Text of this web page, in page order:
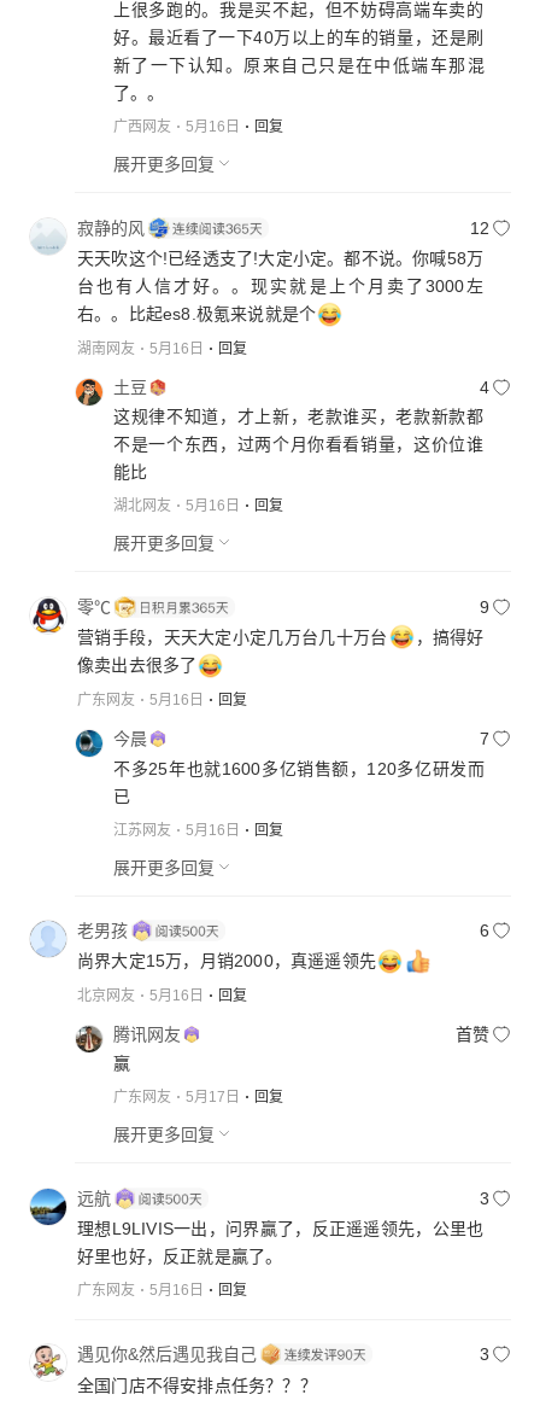
上很多跑的。我是买不起，但不妨碍高端车卖的
好。最近看了一下40万以上的车的销量，还是刷
新了一下认知。原来自己只是在中低端车那混
了。。
广西网友 5月16日 回复
展开更多回复
寂静的风
12
天天吹这个!已经透支了!大定小定。都不说。你喊58万
台也有人信才好。。现实就是上个月卖了3000左
右。。比起es8.极氪来说就是个
湖南网友 5月16日 回复
土豆
4
这规律不知道，才上新，老款谁买，老款新款都
不是一个东西，过两个月你看看销量，这价位谁
能比
湖北网友 5月16日 回复
展开更多回复
零℃
9
营销手段，天天大定小定几万台几十万台
，搞得好
像卖出去很多了
广东网友 5月16日 回复
今晨
7
不多25年也就1600多亿销售额，120多亿研发而
已
江苏网友 5月16日 回复
展开更多回复
老男孩
6
尚界大定15万，月销2000，真遥遥领先
北京网友 5月16日 回复
腾讯网友
首赞
赢
广东网友 5月17日 回复
展开更多回复
远航
3
理想L9LIVIS一出，问界贏了，反正遥遥领先，公里也
好里也好，反正就是贏了。
广东网友 5月16日 回复
遇见你&然后遇见我自己
3
全国门店不得安排点任务？？？